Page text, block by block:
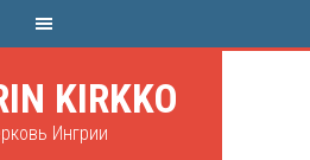
KIRKKO
Ингрии